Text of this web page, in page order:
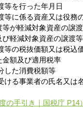
を行った年月日
に係る資産又は役務
等が軽減対象資産の譲
軽減対象資産の譲渡等
の税抜価額又は税込
金額及び適用税率
した消費税額等
る事業者の氏名又は
の手引き｜国税庁 P14）